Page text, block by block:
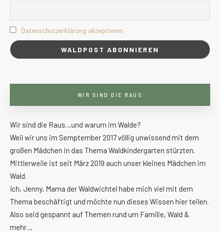
Datenschutzerklärung akzeptieren.
WIR SIND DIE RAUS
Wir sind die Raus…und warum im Walde?
Weil wir uns im Semptember 2017 völlig unwissend mit dem
großen Mädchen in das Thema Waldkindergarten stürzten.
Mittlerweile ist seit März 2019 auch unser kleines Mädchen im
Wald.
Ich, Jenny, Mama der Waldwichtel habe mich viel mit dem
Thema beschäftigt und möchte nun dieses Wissen hier teilen.
Also seid gespannt auf Themen rund um Familie, Wald &
mehr…